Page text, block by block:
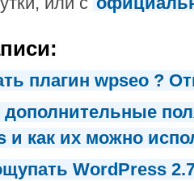
плагин wpseo ?
дополнительные
и как их можно
WordPress